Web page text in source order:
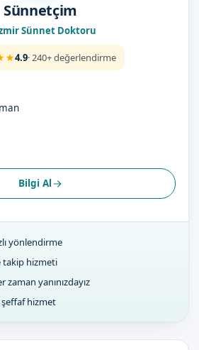
Sünnetçim
Sünnet Doktoru
4.9· 240+ değerlendirme
Bilgi Al
yönlendirme
takip hizmeti
zaman yanınızdayız
hizmet